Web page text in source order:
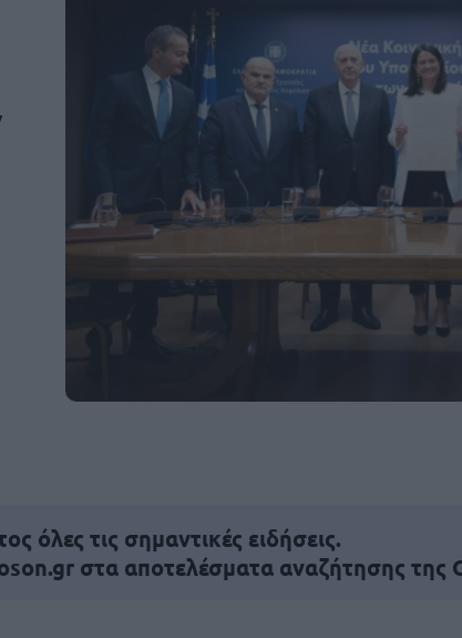
όλες τις σημαντικές ειδήσεις.
στα αποτελέσματα αναζήτησης της